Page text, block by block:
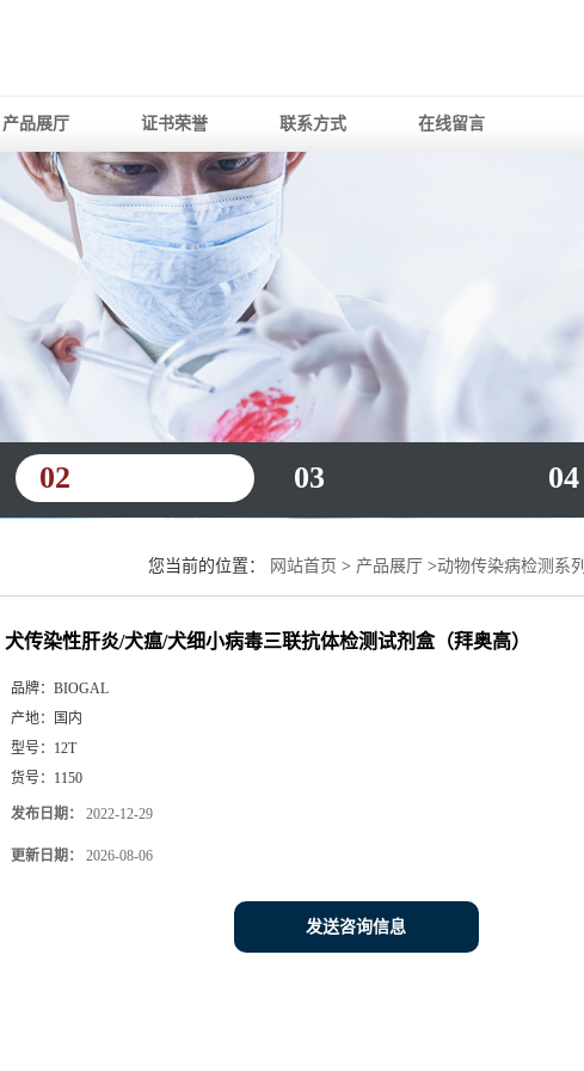
产品展厅 证书荣誉 联系方式 在线留言
02 03 04
您当前的位置： 网站首页 > 产品展厅 >动物传染病检测系列
犬传染性肝炎/犬瘟/犬细小病毒三联抗体检测试剂盒（拜奥高）
品牌： BIOGAL
产地：
国内
型号： 12T
货号： 1150
发布日期： 2022-12-29
更新日期： 2026-08-06
发送咨询信息